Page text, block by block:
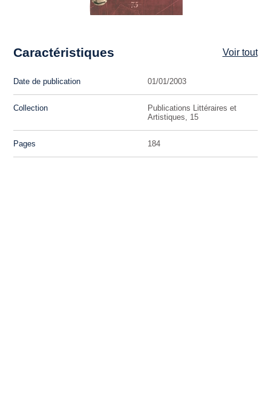
Caractéristiques Voir tout
Date de publication 01/01/2003
Collection
Publications Littéraires et
Artistiques, 15
Pages 184